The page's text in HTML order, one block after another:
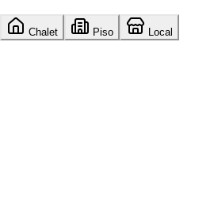
Chalet Piso Local